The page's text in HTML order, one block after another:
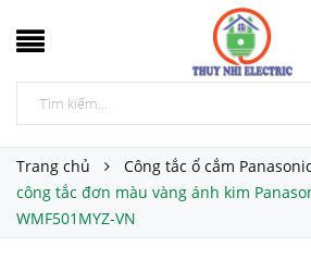
Trang chủ Công tắc ổ cắm
công tắc đơn màu vàng ánh kim
WMF501MYZ-VN